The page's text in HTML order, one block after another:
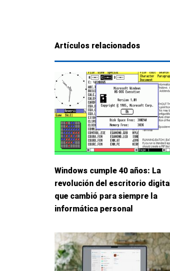
Artículos relacionados
Windows cumple 40 años: La
revolución del escritorio digital
que cambió para siempre la
informática personal